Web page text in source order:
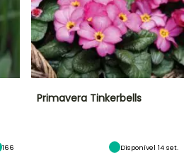
166
Primavera Tinkerbells
Disponível 14 set.